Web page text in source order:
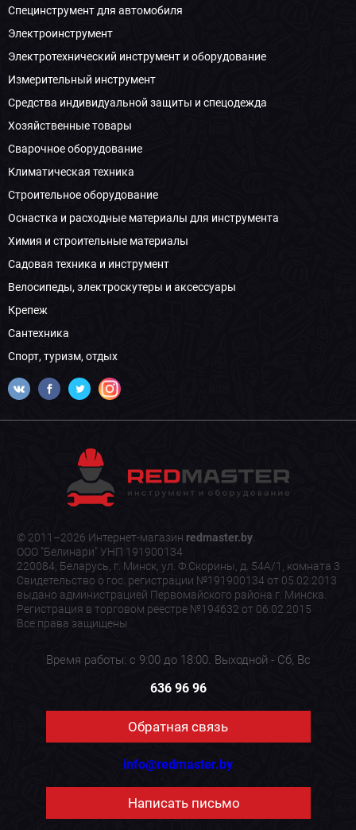
Специнструмент для автомобиля
Электроинструмент
Электротехнический инструмент и оборудование
Измерительный инструмент
Средства индивидуальной защиты и спецодежда
Хозяйственные товары
Сварочное оборудование
Климатическая техника
Строительное оборудование
Оснастка и расходные материалы для инструмента
Химия и строительные материалы
Садовая техника и инструмент
Велосипеды, электроскутеры и аксессуары
Крепеж
Сантехника
Спорт, туризм, отдых
© 2011–2026 Интернет-магазин redmaster.by.
ООО "Белинари" УНП 191900134
220084, Беларусь, г. Минск, ул. Ф.Скорины, д. 54А/1, комната 3
Свидетельство о гос. регистрации №191900134 от 05.02.2013
выдано администрацией Первомайского района г. Минска.
Регистрация в торговом реестре №194632 от 06.02.2015
Все права защищены
Время работы: с 9:00 до 18:00. Выходной - Сб, Вс
636 96 96
Обратная связь
info@redmaster.by
Написать письмо